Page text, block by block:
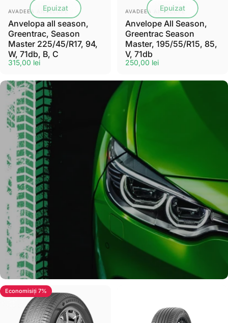
Epuizat
Furnizor:
AVADEEA ANVELOPE
Anvelopa all season,
Greentrac, Season
Master 225/45/R17, 94,
W, 71db, B, C
315,00 lei
Epuizat
Furnizor:
AVADEEA ANVELOPE
Anvelope All Season,
Greentrac Season
Master, 195/55/R15, 85,
V, 71db
250,00 lei
Economisiți 7%